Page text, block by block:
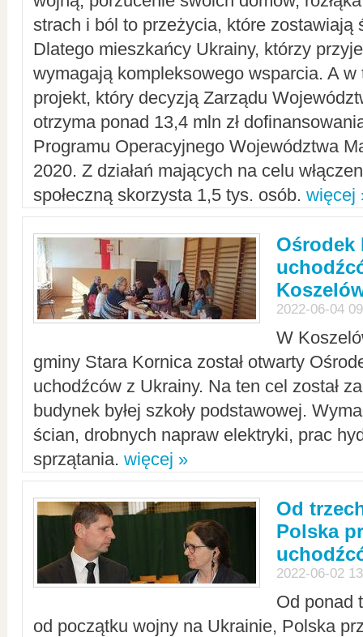
strach i ból to przeżycia, które zostawiają
Dlatego mieszkańcy Ukrainy, którzy
wymagają kompleksowego wsparcia. A w
projekt, który decyzją Zarządu
otrzyma ponad 13,4 mln zł
Programu Operacyjnego Województwa
2020. Z działań mających na celu
społeczną skorzysta 1,5 tys. osób. więcej
Ośrodek
2022-06-04
W
gminy Stara Kornica został otwarty
uchodźców z Ukrainy. Na ten cel został
budynek byłej szkoły podstawowej.
ścian, drobnych napraw elektryki, prac
sprzątania. więcej »
Od
Polska
2022-06-02
Od ponad
od początku wojny na Ukrainie, Polska